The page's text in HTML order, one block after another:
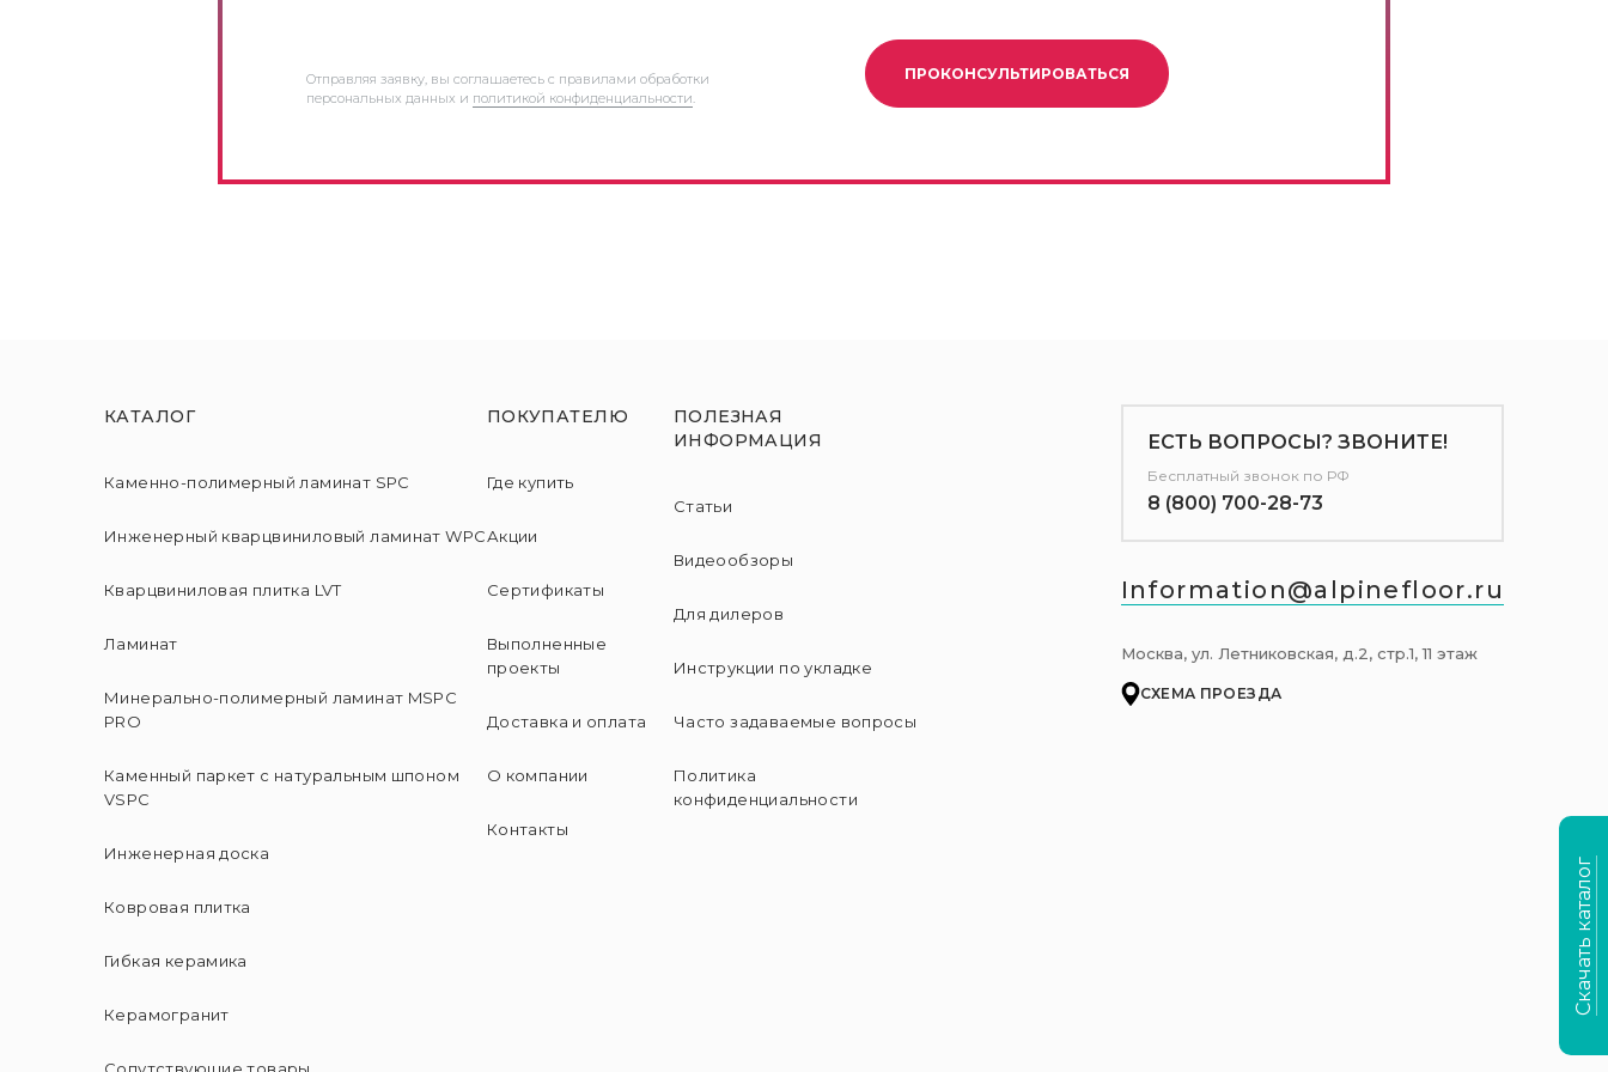
Отправляя заявку, вы соглашаетесь с правилами обработки
персональных данных и политикой конфиденциальности.
ПРОКОНСУЛЬТИРОВАТЬСЯ
КАТАЛОГ
Каменно-полимерный ламинат SPC
Инженерный кварцвиниловый ламинат WPC
Кварцвиниловая плитка LVT
Ламинат
Минерально-полимерный ламинат MSPC
PRO
Каменный паркет с натуральным шпоном
VSPC
Инженерная доска
Ковровая плитка
Гибкая керамика
Керамогранит
ПОКУПАТЕЛЮ
Где купить
Акции
Сертификаты
Выполненные
проекты
Доставка и оплата
О компании
Контакты
ПОЛЕЗНАЯ
ИНФОРМАЦИЯ
Статьи
Видеообзоры
Для дилеров
Инструкции по укладке
Часто задаваемые вопросы
Политика
конфиденциальности
ЕСТЬ ВОПРОСЫ? ЗВОНИТЕ!
Бесплатный звонок по РФ
8 (800) 700-28-73
Information@alpinefloor.ru
Москва, ул. Летниковская, д.2, стр.1, 11 этаж
СХЕМА ПРОЕЗДА
Скачать каталог